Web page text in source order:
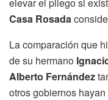
Casa Rosada
La comparación que
de su hermano
Alberto Fernández
otros gobiernos